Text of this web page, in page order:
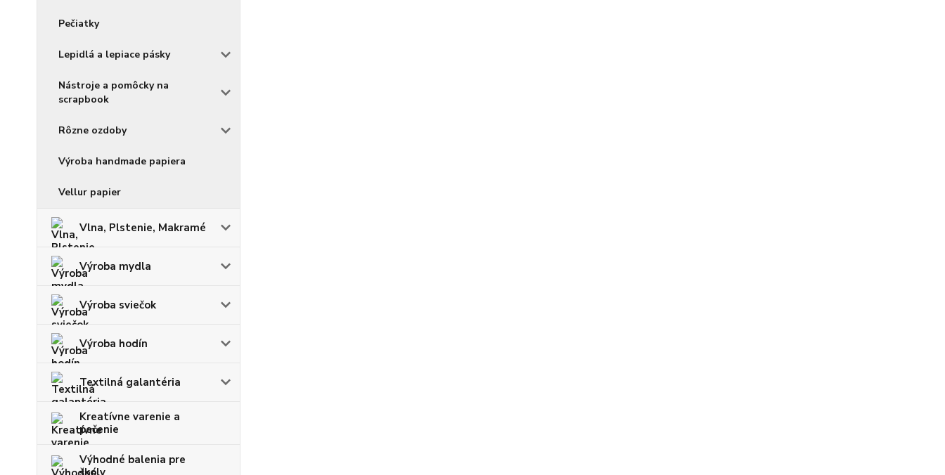
Pečiatky
Lepidlá a lepiace pásky
Nástroje a pomôcky na
scrapbook
Rôzne ozdoby
Výroba handmade papiera
Vellur papier
Vlna, Plstenie, Makramé
Výroba mydla
Výroba sviečok
Výroba hodín
Textilná galantéria
Kreatívne varenie a
pečenie
Výhodné balenia pre
školy